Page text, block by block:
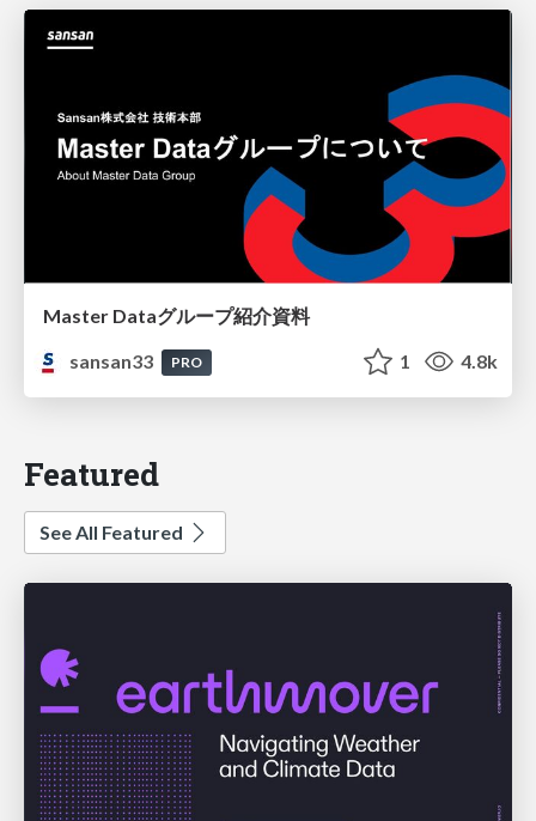
Master Dataグループ紹介資料
sansan33
PRO 1 4.8k
Featured
See All Featured